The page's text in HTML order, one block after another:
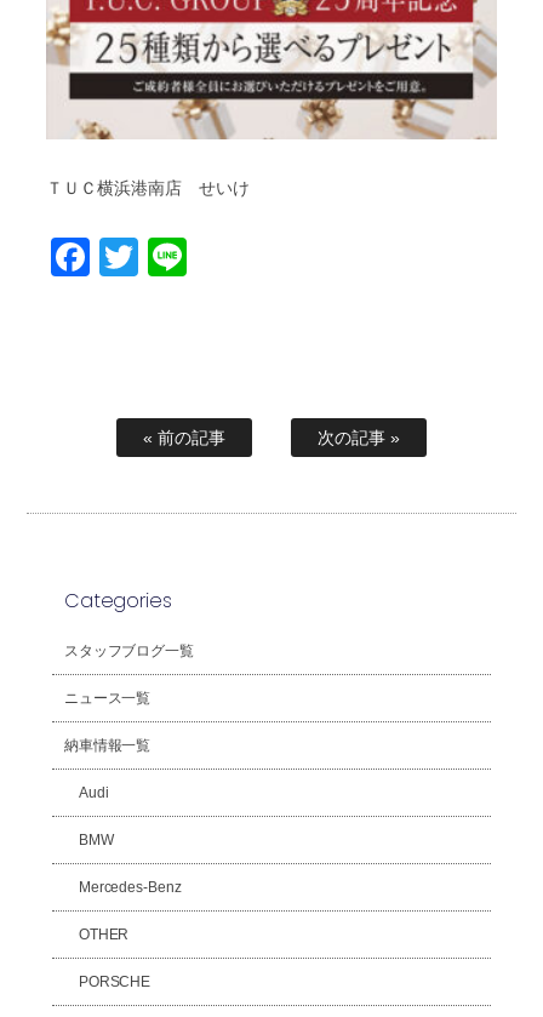
ＴＵＣ横浜港南店 せいけ
Facebook
Twitter
« 前の記事 次の記事 »
Categories
スタッフブログ一覧
ニュース一覧
納車情報一覧
Audi
BMW
Mercedes-Benz
OTHER
PORSCHE